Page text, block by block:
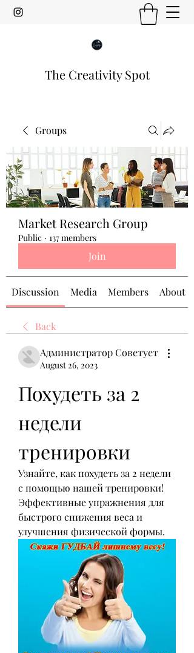
The Creativity Spot
Groups
Market Research Group
Public · 137 members
Join
Discussion Media Members About
Back
Администратор Советует
August 26, 2023
Похудеть за 2
недели
тренировки
Узнайте, как похудеть за 2 недели
с помощью нашей тренировки!
Эффективные упражнения для
быстрого снижения веса и
улучшения физической формы.